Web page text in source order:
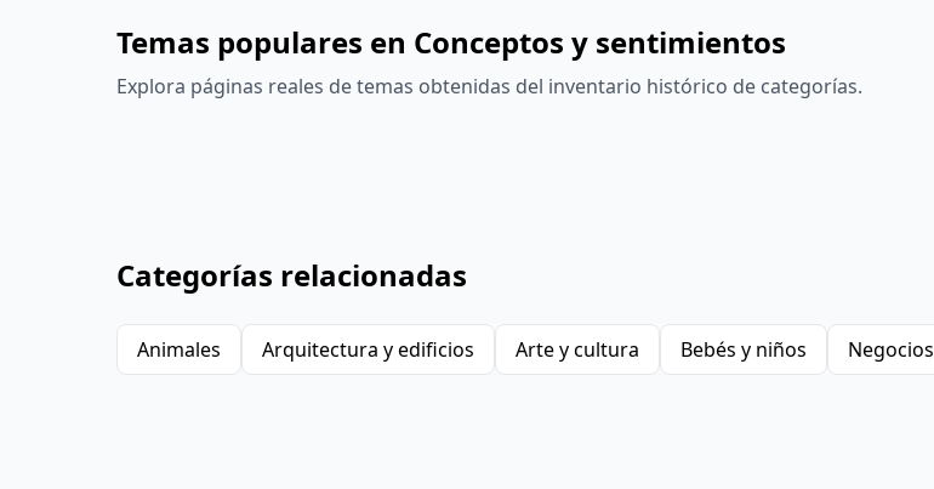
Temas populares en Conceptos y sentimientos
Explora páginas reales de temas obtenidas del inventario histórico de categorías.
Categorías relacionadas
Animales Arquitectura y edificios Arte y cultura Bebés y niños Negocios